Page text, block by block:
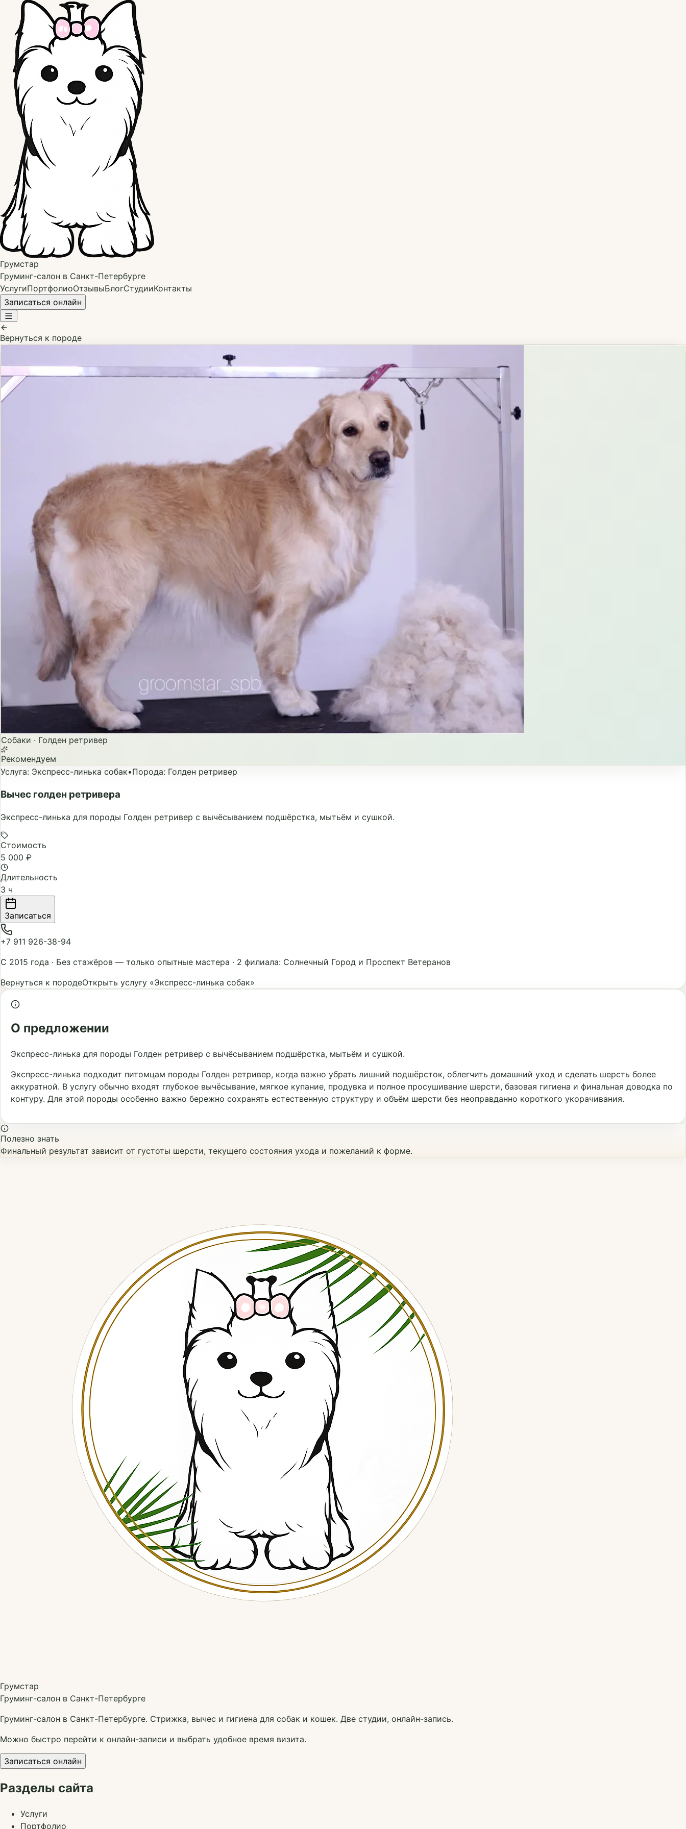
Грумстар
Груминг-салон в Санкт-Петербурге
УслугиПортфолиоОтзывыБлогСтудииКонтакты
Записаться онлайн
Вернуться к породе
Собаки · Голден ретривер
Рекомендуем
Услуга: Экспресс-линька собак•Порода: Голден ретривер
Вычес голден ретривера
Экспресс-линька для породы Голден ретривер с вычёсыванием подшёрстка, мытьём и сушкой.
Стоимость
5 000 ₽
Длительность
3 ч
Записаться
+7 911 926-38-94
С 2015 года · Без стажёров — только опытные мастера · 2 филиала: Солнечный Город и Проспект Ветеранов
Вернуться к породеОткрыть услугу «Экспресс-линька собак»
О предложении
Экспресс-линька для породы Голден ретривер с вычёсыванием подшёрстка, мытьём и сушкой.
Экспресс-линька подходит питомцам породы Голден ретривер, когда важно убрать лишний подшёрсток, облегчить домашний уход и сделать шерсть более
аккуратной. В услугу обычно входят глубокое вычёсывание, мягкое купание, продувка и полное просушивание шерсти, базовая гигиена и финальная доводка по
контуру. Для этой породы особенно важно бережно сохранять естественную структуру и объём шерсти без неоправданно короткого укорачивания.
Полезно знать
Финальный результат зависит от густоты шерсти, текущего состояния ухода и пожеланий к форме.
Грумстар
Груминг-салон в Санкт-Петербурге
Груминг-салон в Санкт-Петербурге. Стрижка, вычес и гигиена для собак и кошек. Две студии, онлайн-запись.
Можно быстро перейти к онлайн-записи и выбрать удобное время визита.
Записаться онлайн
Разделы сайта
Услуги
Портфолио